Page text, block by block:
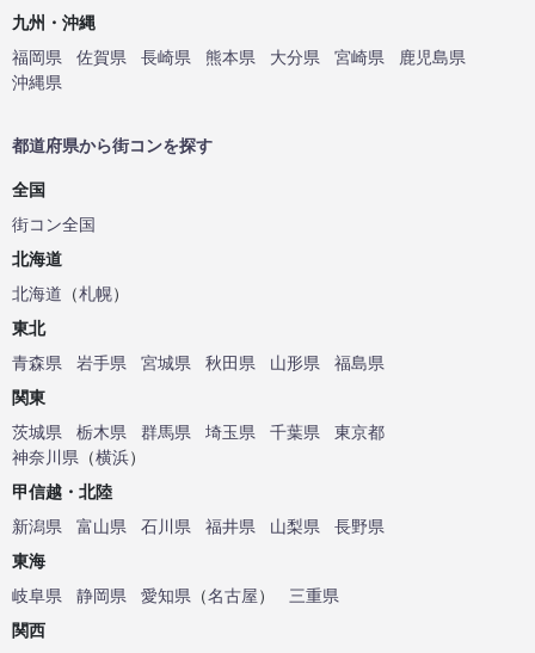
九州・沖縄
福岡県
佐賀県 長崎県 熊本県 大分県 宮崎県
鹿児島県
沖縄県
都道府県から街コンを探す
全国
街コン全国
北海道
北海道 （札幌）
東北
青森県
岩手県 宮城県 秋田県 山形県
福島県
関東
茨城県
栃木県 群馬県 埼玉県 千葉県
東京都
神奈川県 （横浜）
甲信越・北陸
新潟県
富山県 石川県 福井県 山梨県
長野県
東海
岐阜県
静岡県 愛知県 （名古屋）
三重県
関西